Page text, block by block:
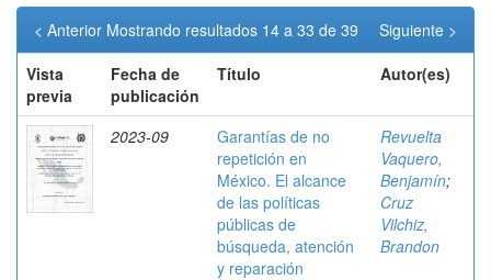
Mostrando resultados 14 a 33 de 39
< Anterior
Siguiente >
Vista
previa
Fecha de
publicación
Título Autor(es)
2023-09
Garantías de no
repetición en
México. El alcance
de las políticas
públicas de
búsqueda, atención
y reparación
Revuelta
Vaquero,
Benjamín;
Cruz
Vilchiz,
Brandon